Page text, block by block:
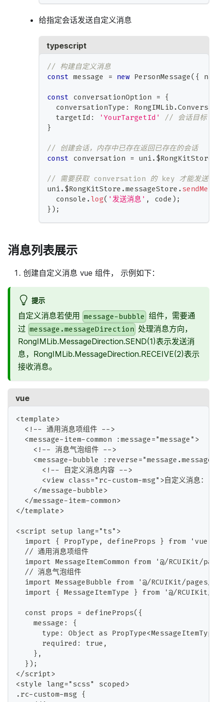
给指定会话发送自定义消息
typescript
// 构建自定义消息
const message = new PersonMessage( {
const conversationOption = {
  conversationType
: RongIMLib .
  targetId
: 'YourTargetId'
// 会话目标
}
// 创建会话，内存中已存在返回已存在的会话
const conversation = uni. $RongKitStore
// 需要获取 conversation 的 key 才能发送消
uni. $RongKitStore .messageStore .
console . log( '发送消息' , code ) ;
} ) ;
消息列表展示
创建自定义消息 vue 组件， 示例如下：
提示
自定义消息若使用 message-bubble 组件，需要通
过 message.messageDirection 处理消息方向，
RongIMLib.MessageDirection.SEND(1)表示发送消
息，RongIMLib.MessageDirection.RECEIVE(2)表示
接收消息。
vue
<template>
  <!-- 通用消息项组件 -->
  <message-item-common :message="message">
    <!-- 消息气泡组件 -->
<message-bubble
      <!-- 自定义消息内容 -->
<view class="rc-custom-msg">自定义消息：
    </message-bubble>
  </message-item-common>
</template>
<script setup lang="ts">
  import { PropType, defineProps } from 'vue';
  // 通用消息项组件
import MessageItemCommon from '@/RCUIKit/
  // 消息气泡组件
import MessageBubble from '@/RCUIKit/
import { MessageItemType } from '@/
  const props = defineProps({
    message: {
type: Object as
      required: true,
    },
</script>
<style lang="scss" scoped>
.rc-custom-msg {